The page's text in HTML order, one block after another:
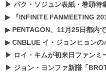
▶ パク・ソジュン表紙・巻頭特集！『
▶
『INFINITE FANMEETING 2018 in JAPAN
▶ PENTAGON、11月25日都内
▶CNBLUE イ・ジョンヒョンのバックステ
▶ ロイ・キムが初来日ファンミーティン
▶ ジョン・ヨンファ新譜「BROTHERS